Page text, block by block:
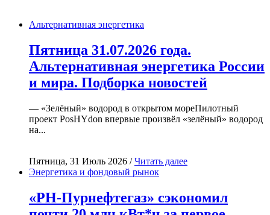
Альтернативная энергетика
Пятница 31.07.2026 года.
Альтернативная энергетика России
и мира. Подборка новостей
— «Зелёный» водород в открытом мореПилотный
проект PosHYdon впервые произвёл «зелёный» водород
на...
Пятница, 31 Июль 2026 /Читать далее
Энергетика и фондовый рынок
«РН-Пурнефтегаз» сэкономил